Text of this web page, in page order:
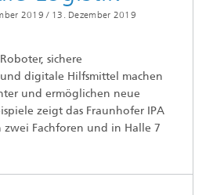
2019 / 13. Dezember 2019
sichere
digitale Hilfsmittel machen
und ermöglichen neue
zeigt das Fraunhofer IPA
zwei Fachforen und in Halle 7